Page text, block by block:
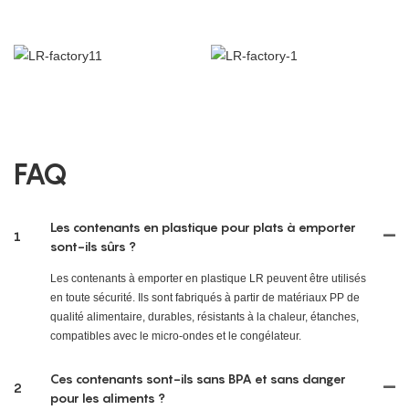
FAQ
1
Les contenants en plastique pour plats à emporter
sont-ils sûrs ?
Les contenants à emporter en plastique LR peuvent être utilisés
en toute sécurité. Ils sont fabriqués à partir de matériaux PP de
qualité alimentaire, durables, résistants à la chaleur, étanches,
compatibles avec le micro-ondes et le congélateur.
2
Ces contenants sont-ils sans BPA et sans danger
pour les aliments ?